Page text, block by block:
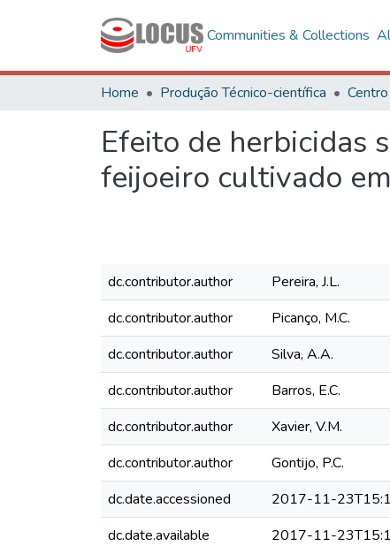
Communities & Collections
Home Produção Técnico-científica
Efeito de herbicidas
feijoeiro cultivado
dc.contributor.author
Pereira, J.L.
dc.contributor.author
Picanço, M.C.
dc.contributor.author
Silva, A.A.
dc.contributor.author
Barros, E.C.
dc.contributor.author
Xavier, V.M.
dc.contributor.author
Gontijo, P.C.
dc.date.accessioned
2017-11-
dc.date.available
2017-11-